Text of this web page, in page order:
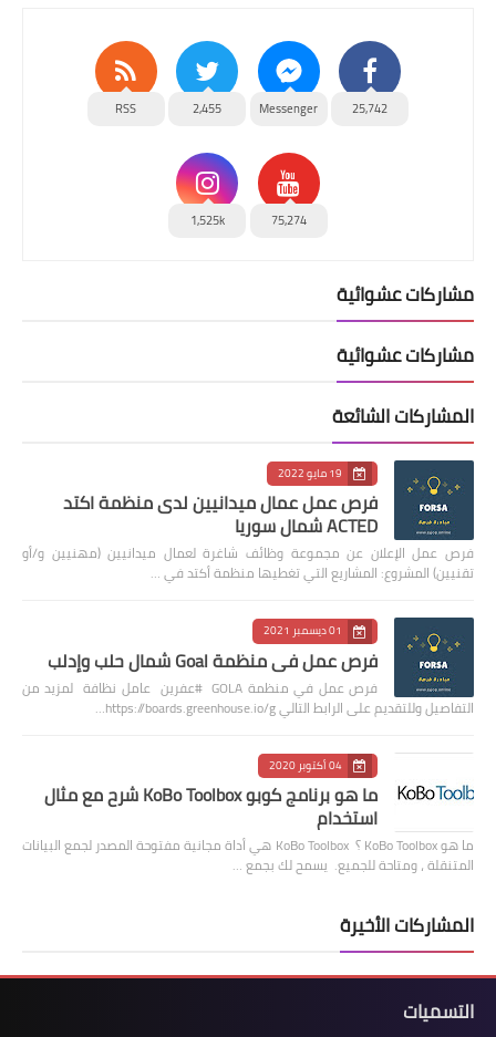
25,742
Messenger
2,455
RSS
75,274
1,525k
مشاركات عشوائية
مشاركات عشوائية
المشاركات الشائعة
19 مايو 2022
فرص عمل عمال ميدانيين لدى منظمة اكتد
ACTED شمال سوريا
فرص عمل الإعلان عن مجموعة وظائف شاغرة لعمال ميدانيين (مهنيين و/أو
تقنيين) المشروع: المشاريع التي تغطيها منظمة أكتد في …
01 ديسمبر 2021
فرص عمل في منظمة Goal شمال حلب وإدلب
فرص عمل في منظمة GOLA #عفرين عامل نظافة لمزيد من
التفاصيل وللتقديم على الرابط التالي https://boards.greenhouse.io/g…
04 أكتوبر 2020
ما هو برنامج كوبو KoBo Toolbox شرح مع مثال
استخدام
ما هو KoBo Toolbox ؟ KoBo Toolbox هي أداة مجانية مفتوحة المصدر لجمع البيانات
المتنقلة ، ومتاحة للجميع. يسمح لك بجمع …
المشاركات الأخيرة
التسميات